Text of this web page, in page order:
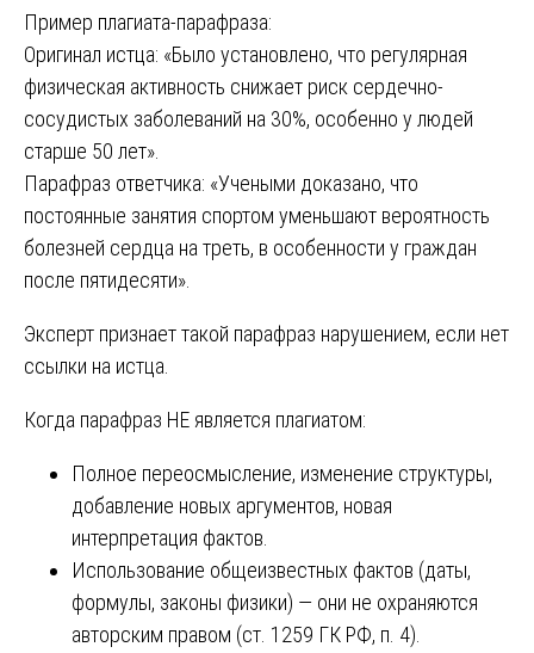
Пример плагиата-парафраза:
Оригинал истца: «Было установлено, что регулярная
физическая активность снижает риск сердечно-
сосудистых заболеваний на 30%, особенно у людей
старше 50 лет».
Парафраз ответчика: «Учеными доказано, что
постоянные занятия спортом уменьшают вероятность
болезней сердца на треть, в особенности у граждан
после пятидесяти».
Эксперт признает такой парафраз нарушением, если нет
ссылки на истца.
Когда парафраз НЕ является плагиатом:
Полное переосмысление, изменение структуры,
добавление новых аргументов, новая
интерпретация фактов.
Использование общеизвестных фактов (даты,
формулы, законы физики) — они не охраняются
авторским правом (ст. 1259 ГК РФ, п. 4).